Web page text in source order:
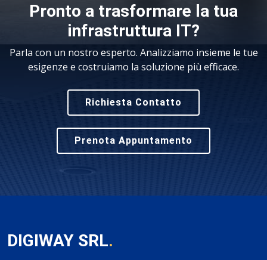
Pronto a trasformare la tua
infrastruttura IT?
Parla con un nostro esperto. Analizziamo insieme le tue
esigenze e costruiamo la soluzione più efficace.
Richiesta Contatto
Prenota Appuntamento
DIGIWAY SRL.